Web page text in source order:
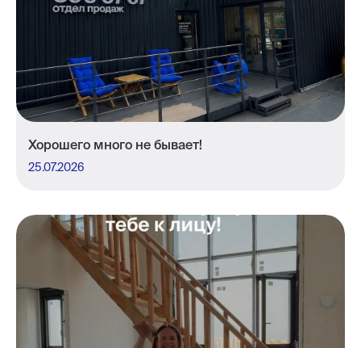
Хорошего много не бывает!
25.07.2026